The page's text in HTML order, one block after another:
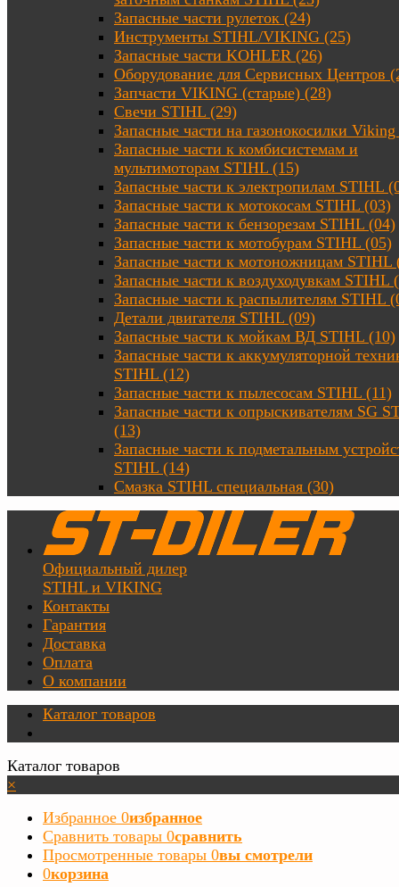
Запасные части рулеток (24)
Инструменты STIHL/VIKING (25)
Запасные части KOHLER (26)
Оборудование для Сервисных Центров
Запчасти VIKING (старые) (28)
Свечи STIHL (29)
Запасные части на газонокосилки
Запасные части к комбисистемам и
мультимоторам STIHL (15)
Запасные части к электропилам STIHL
Запасные части к мотокосам STIHL (03)
Запасные части к бензорезам STIHL (04)
Запасные части к мотобурам STIHL (05)
Запасные части к мотоножницам STIHL
Запасные части к воздуходувкам STIHL
Запасные части к распылителям STIHL
Детали двигателя STIHL (09)
Запасные части к мойкам ВД STIHL (10)
Запасные части к аккумуляторной
STIHL (12)
Запасные части к пылесосам STIHL (11)
Запасные части к опрыскивателям SG
(13)
Запасные части к подметальным
STIHL (14)
Смазка STIHL специальная (30)
Официальный дилер
STIHL и VIKING
Контакты
Гарантия
Доставка
Оплата
О компании
Каталог товаров
Каталог товаров
×
Избранное 0избранное
Сравнить товары 0сравнить
Просмотренные товары 0вы смотрели
0корзина